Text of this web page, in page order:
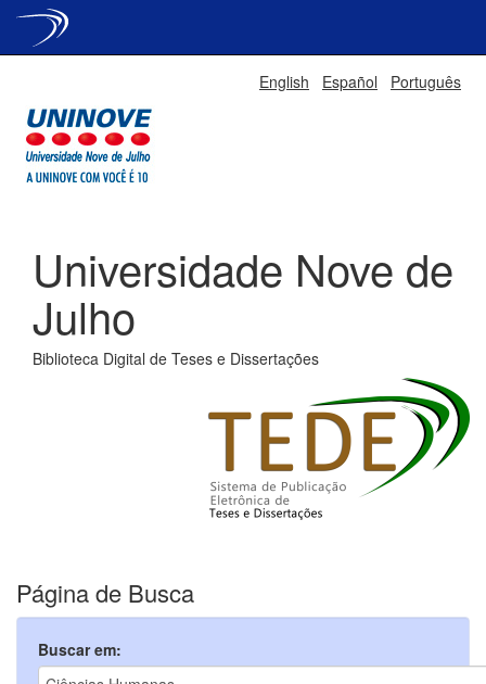
English Español Português
Universidade Nove de
Julho
Biblioteca Digital de Teses e Dissertações
Página de Busca
Buscar em: